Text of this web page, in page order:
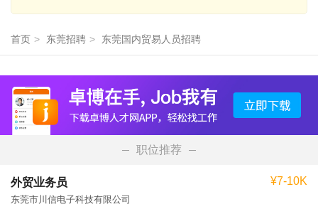
首页 > 东莞招聘 > 东莞国内贸易人员招聘
职位推荐
外贸业务员
东莞市川信电子科技有限公司
¥7-10K